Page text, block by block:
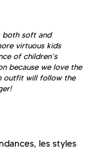
both soft and
virtuous kids
of children’s
because we love the
outfit will follow the
les styles